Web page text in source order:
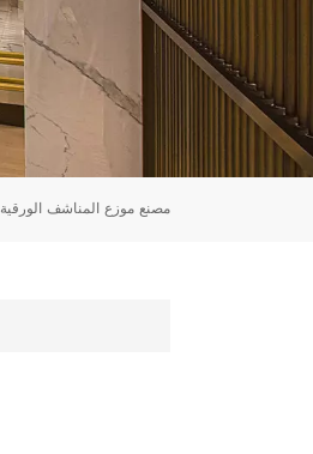
Español
عربي
مصنع موزع المناشف الورقية